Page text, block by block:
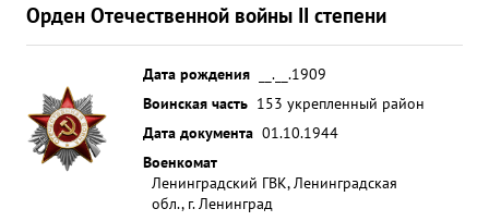
Орден Отечественной войны II степени
Дата рождения
__.__.1909
Воинская часть 153 укрепленный район
Дата документа 01.10.1944
Военкомат
Ленинградский ГВК, Ленинградская
обл., г. Ленинград